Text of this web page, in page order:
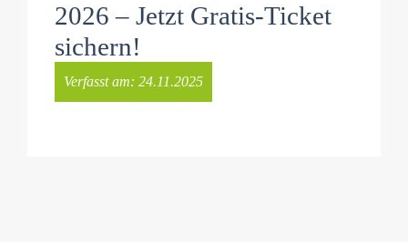
2026 – Jetzt Gratis-Ticket
sichern!
Verfasst am: 24.11.2025